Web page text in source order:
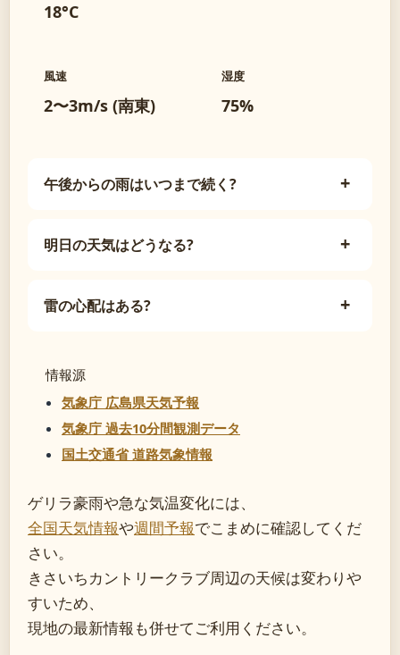
18°C
風速
2〜3m/s (南東)
湿度
75%
午後からの雨はいつまで続く?
明日の天気はどうなる?
雷の心配はある?
情報源
気象庁 広島県天気予報
気象庁 過去10分間観測データ
国土交通省 道路気象情報
ゲリラ豪雨や急な気温変化には、
全国天気情報や週間予報でこまめに確認してくだ
さい。
きさいちカントリークラブ周辺の天候は変わりや
すいため、
現地の最新情報も併せてご利用ください。